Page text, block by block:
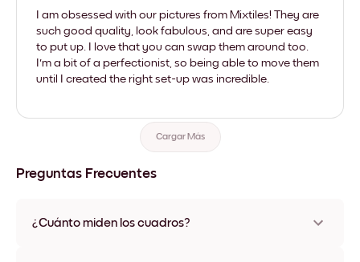
I am obsessed with our pictures from Mixtiles! They are
such good quality, look fabulous, and are super easy
to put up. I love that you can swap them around too.
I'm a bit of a perfectionist, so being able to move them
until I created the right set-up was incredible.
Cargar Más
Preguntas Frecuentes
¿Cuánto miden los cuadros?